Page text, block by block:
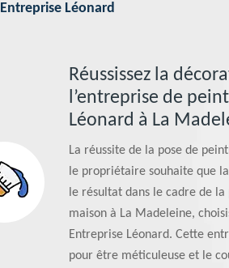
Entreprise Léonard
Réussissez la
l’entreprise de
Léonard à La
La réussite de la pose de
le propriétaire souhaite que
le résultat dans le cadre de
maison à La Madeleine,
Entreprise Léonard. Cette
pour être méticuleuse et le